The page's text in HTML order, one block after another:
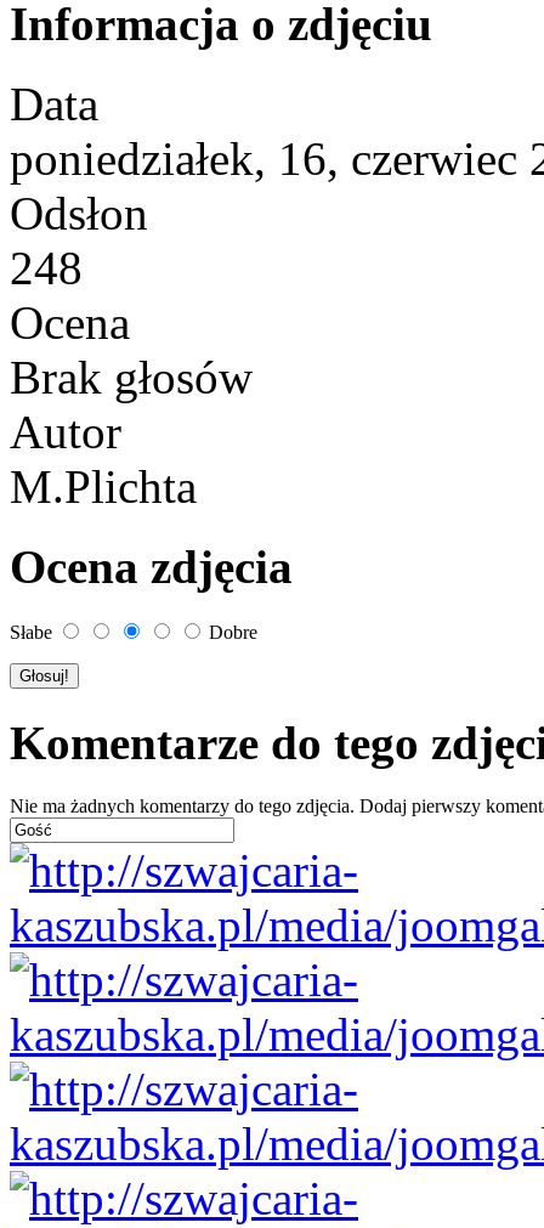
Informacja o zdjęciu
Data
poniedziałek, 16, czerwiec
Odsłon
248
Ocena
Brak głosów
Autor
M.Plichta
Ocena zdjęcia
Słabe Dobre
Komentarze do tego
Nie ma żadnych komentarzy do tego zdjęcia. Dodaj pierwszy